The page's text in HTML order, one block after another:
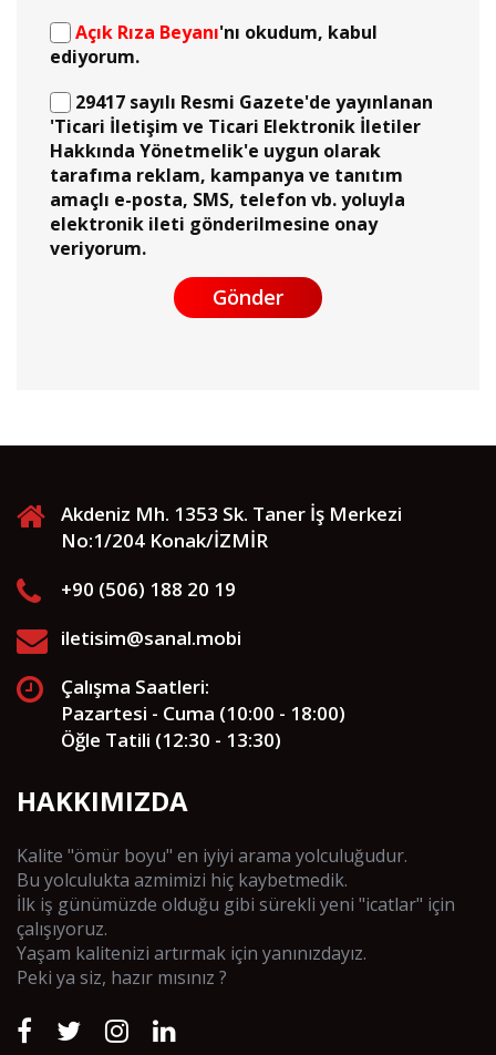
Açık Rıza Beyanı'nı okudum, kabul
ediyorum.
29417 sayılı Resmi Gazete'de yayınlanan
'Ticari İletişim ve Ticari Elektronik İletiler
Hakkında Yönetmelik'e uygun olarak
tarafıma reklam, kampanya ve tanıtım
amaçlı e-posta, SMS, telefon vb. yoluyla
elektronik ileti gönderilmesine onay
veriyorum.
Gönder
Akdeniz Mh. 1353 Sk. Taner İş Merkezi
No:1/204 Konak/İZMİR
+90 (506) 188 20 19
iletisim@sanal.mobi
Çalışma Saatleri:
Pazartesi - Cuma (10:00 - 18:00)
Öğle Tatili (12:30 - 13:30)
HAKKIMIZDA
Kalite "ömür boyu" en iyiyi arama yolculuğudur.
Bu yolculukta azmimizi hiç kaybetmedik.
İlk iş günümüzde olduğu gibi sürekli yeni "icatlar" için
çalışıyoruz.
Yaşam kalitenizi artırmak için yanınızdayız.
Peki ya siz, hazır mısınız ?